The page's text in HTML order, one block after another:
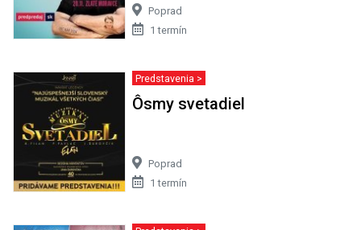
Poprad
1 termín
Predstavenia >
Ôsmy svetadiel
Poprad
1 termín